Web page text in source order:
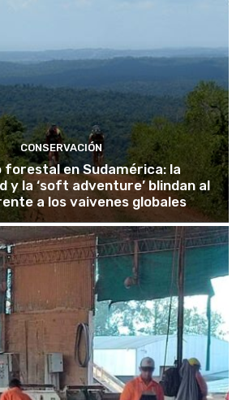
CONSERVACIÓN
forestal en Sudamérica: la
y la ‘soft adventure’ blindan al
a los vaivenes globales